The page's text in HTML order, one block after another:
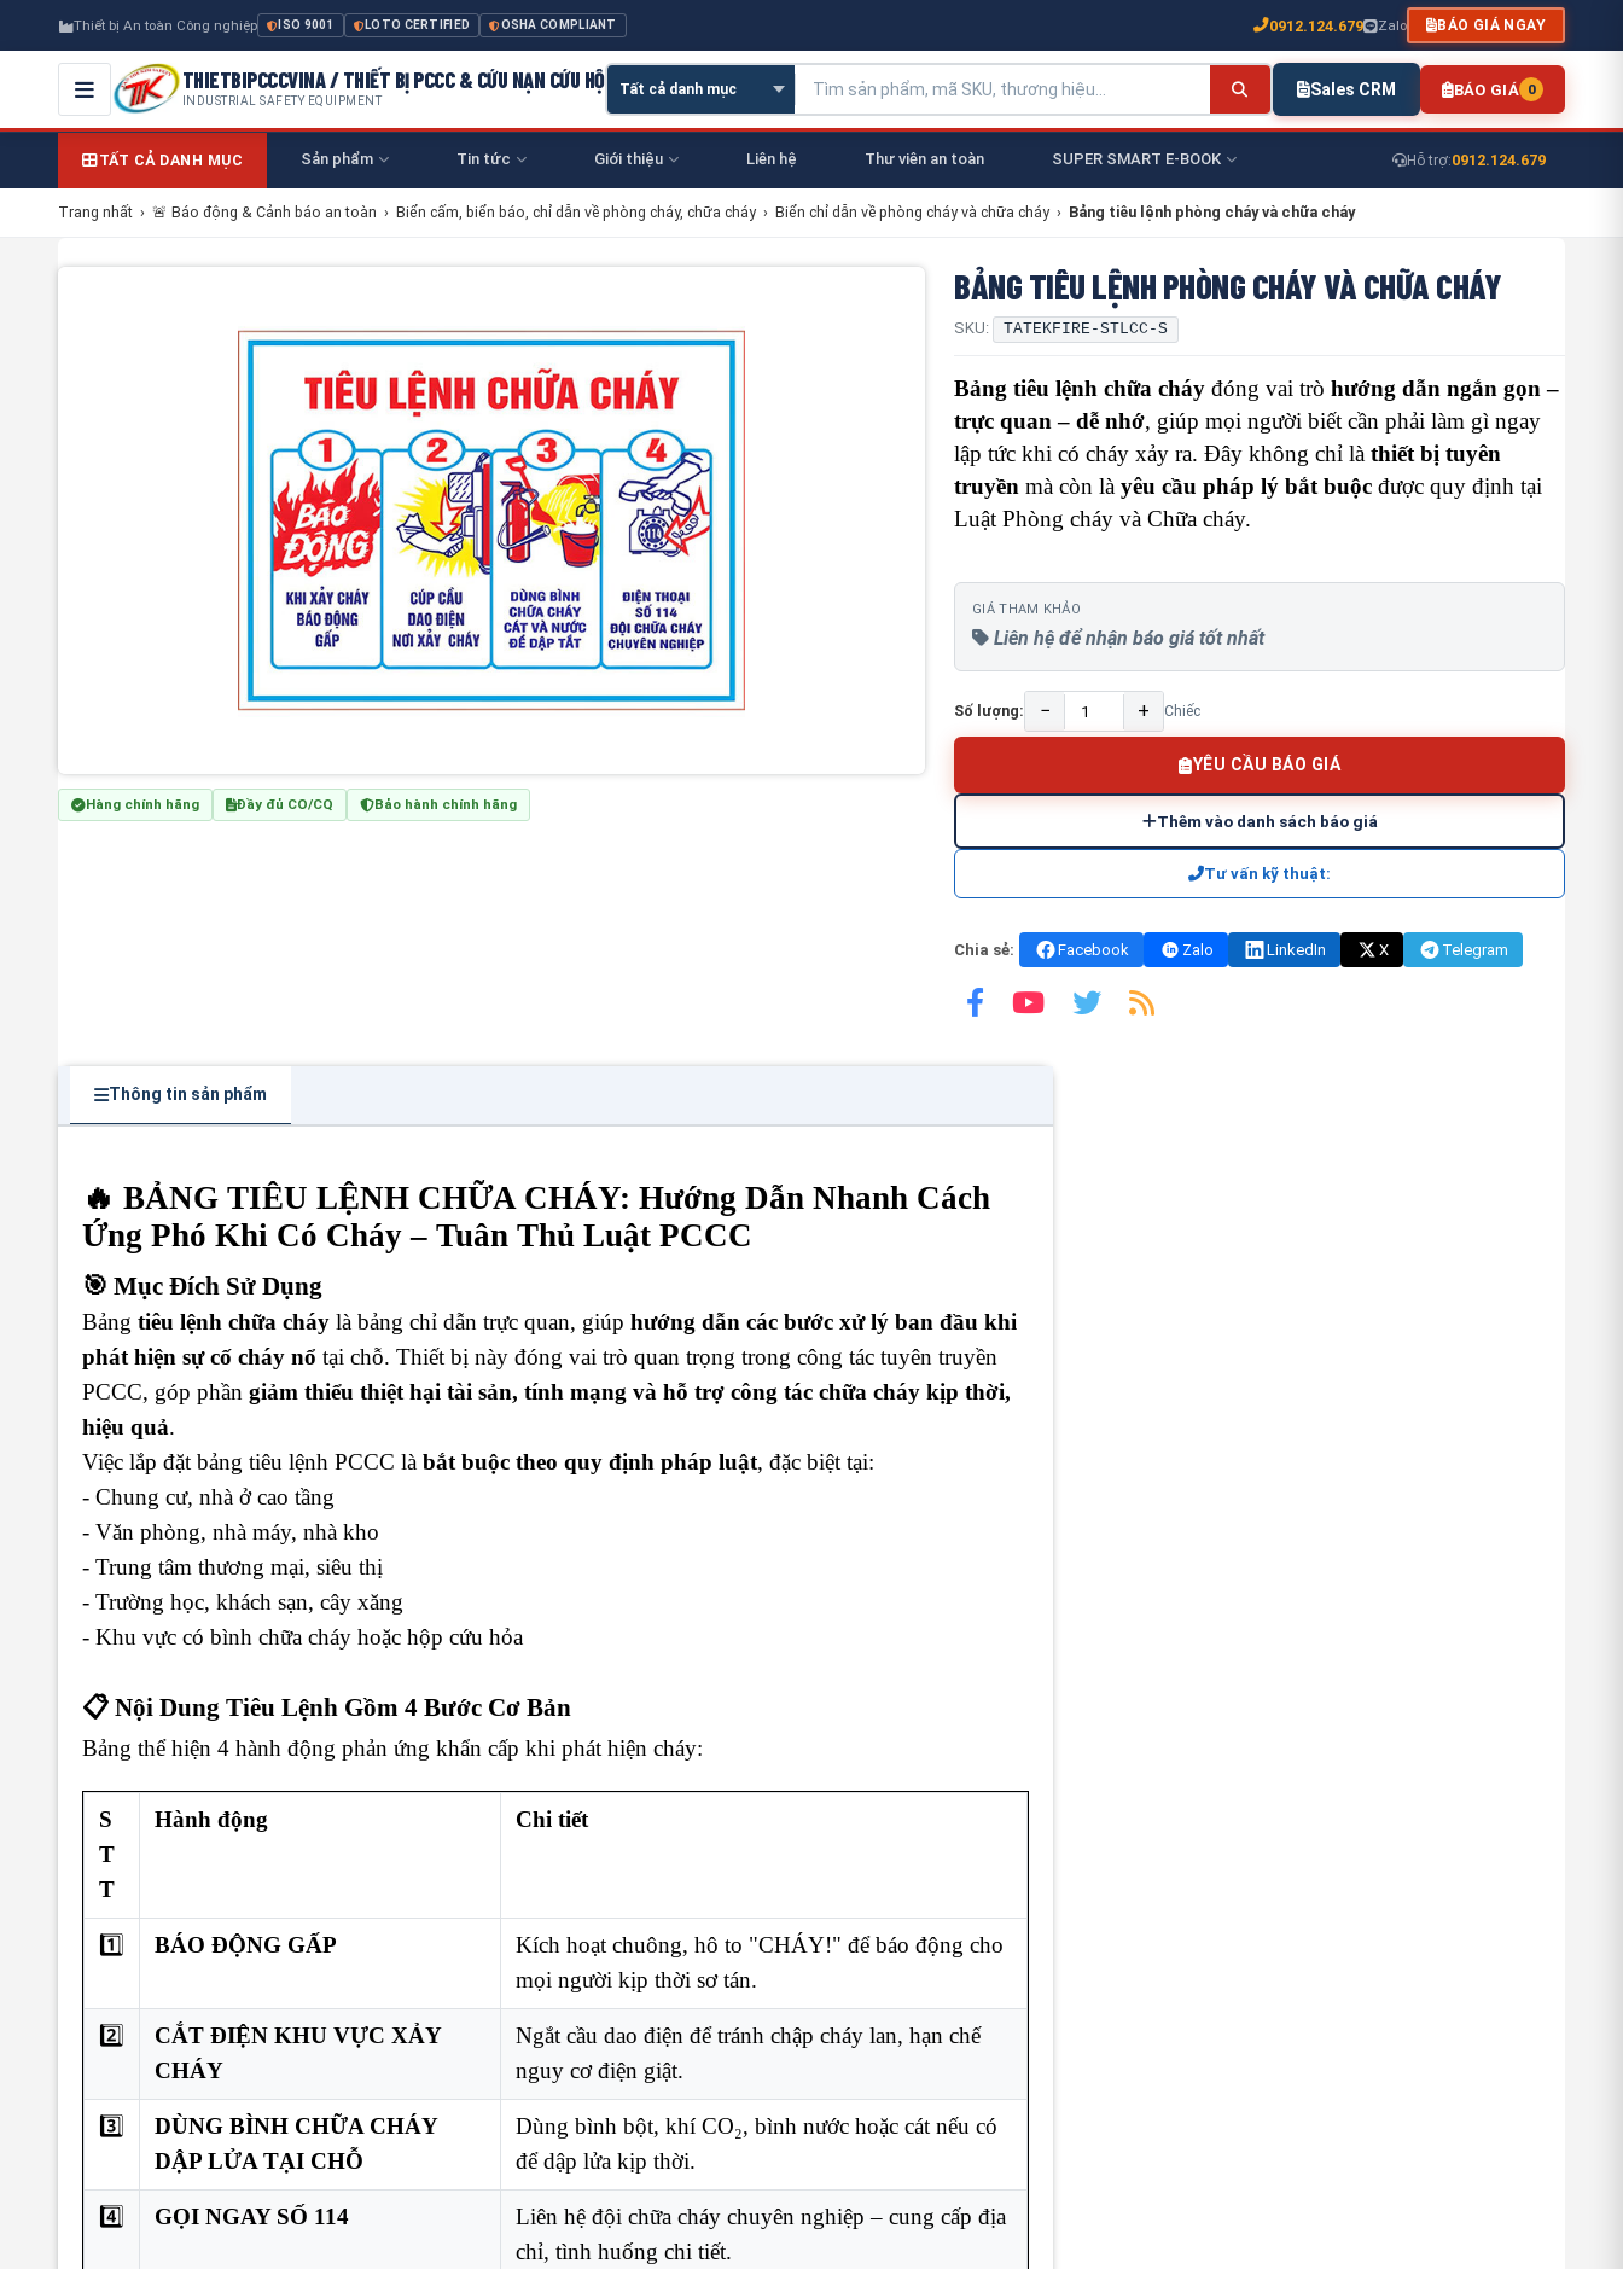
Thiết bị An toàn Công nghiệp ISO 9001 LOTO CERTIFIED OSHA COMPLIANT 0912.124.679 Zalo BÁO GIÁ NGAY
THIETBIPCCCVINA / THIẾT BỊ PCCC & CỨU NẠN CỨU HỘ
INDUSTRIAL SAFETY EQUIPMENT
Sales CRM BÁO GIÁ 0
TẤT CẢ DANH MỤC Sản phẩm Tin tức Giới thiệu Liên hệ Thư viên an toàn SUPER SMART E-BOOK Hỗ trợ:0912.124.679
Trang nhất › 🚨 Báo động & Cảnh báo an toàn › Biển cấm, biển báo, chỉ dẫn về phòng cháy, chữa cháy › Biển chỉ dẫn về phòng cháy và chữa cháy › Bảng tiêu lệnh phòng cháy và chữa cháy
Hàng chính hãng Đầy đủ CO/CQ Bảo hành chính hãng
BẢNG TIÊU LỆNH PHÒNG CHÁY VÀ CHỮA CHÁY
SKU: TATEKFIRE-STLCC-S
Bảng tiêu lệnh chữa cháy đóng vai trò hướng dẫn ngắn gọn –
trực quan – dễ nhớ, giúp mọi người biết cần phải làm gì ngay
lập tức khi có cháy xảy ra. Đây không chỉ là thiết bị tuyên
truyền mà còn là yêu cầu pháp lý bắt buộc được quy định tại
Luật Phòng cháy và Chữa cháy.
GIÁ THAM KHẢO
Liên hệ để nhận báo giá tốt nhất
Số lượng: − + Chiếc
YÊU CẦU BÁO GIÁ
Thêm vào danh sách báo giá
Tư vấn kỹ thuật:
Chia sẻ: Facebook Zalo LinkedIn X Telegram
Thông tin sản phẩm
🔥 BẢNG TIÊU LỆNH CHỮA CHÁY: Hướng Dẫn Nhanh Cách
Ứng Phó Khi Có Cháy – Tuân Thủ Luật PCCC
🎯 Mục Đích Sử Dụng
Bảng tiêu lệnh chữa cháy là bảng chỉ dẫn trực quan, giúp hướng dẫn các bước xử lý ban đầu khi
phát hiện sự cố cháy nổ tại chỗ. Thiết bị này đóng vai trò quan trọng trong công tác tuyên truyền
PCCC, góp phần giảm thiểu thiệt hại tài sản, tính mạng và hỗ trợ công tác chữa cháy kịp thời,
hiệu quả.
Việc lắp đặt bảng tiêu lệnh PCCC là bắt buộc theo quy định pháp luật, đặc biệt tại:
- Chung cư, nhà ở cao tầng
- Văn phòng, nhà máy, nhà kho
- Trung tâm thương mại, siêu thị
- Trường học, khách sạn, cây xăng
- Khu vực có bình chữa cháy hoặc hộp cứu hỏa
📋 Nội Dung Tiêu Lệnh Gồm 4 Bước Cơ Bản
Bảng thể hiện 4 hành động phản ứng khẩn cấp khi phát hiện cháy:
S
T
T
Hành động Chi tiết
1️⃣ BÁO ĐỘNG GẤP
Kích hoạt chuông, hô to "CHÁY!" để báo động cho
mọi người kịp thời sơ tán.
2️⃣
CẮT ĐIỆN KHU VỰC XẢY
CHÁY
Ngắt cầu dao điện để tránh chập cháy lan, hạn chế
nguy cơ điện giật.
3️⃣
DÙNG BÌNH CHỮA CHÁY
DẬP LỬA TẠI CHỖ
Dùng bình bột, khí CO₂, bình nước hoặc cát nếu có
để dập lửa kịp thời.
4️⃣ GỌI NGAY SỐ 114
Liên hệ đội chữa cháy chuyên nghiệp – cung cấp địa
chỉ, tình huống chi tiết.